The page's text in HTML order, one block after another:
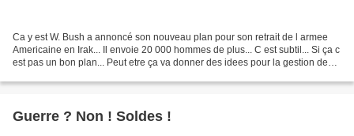
Ca y est W. Bush a annoncé son nouveau plan pour son retrait de l armee
Americaine en Irak... Il envoie 20 000 hommes de plus... C est subtil... Si ça c
est pas un bon plan... Peut etre ça va donner des idees pour la gestion des
Guerre ? Non ! Soldes !